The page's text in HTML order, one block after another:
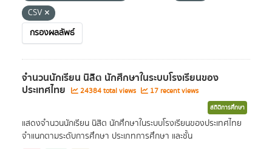
CSV
กรองผลลัพธ์
จำนวนนักเรียน นิสิต นักศึกษาในระบบโรงเรียนของ
ประเทศไทย 24384 total views 17 recent views
สถิติการศึกษา
แสดงจำนวนนักเรียน นิสิต นักศึกษาในระบบโรงเรียนของประเทศไทย
จำแนกตามระดับการศึกษา ประเภทการศึกษา และชั้น